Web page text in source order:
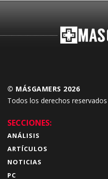
© MÁSGAMERS 2026
Todos los derechos reservados
SECCIONES:
ANÁLISIS
ARTÍCULOS
NOTICIAS
PC